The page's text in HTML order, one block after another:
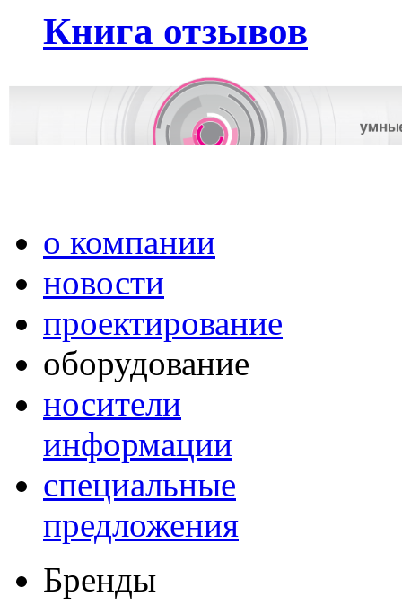
Книга отзывов
о компании
новости
проектирование
оборудование
носители
информации
специальные
предложения
Бренды